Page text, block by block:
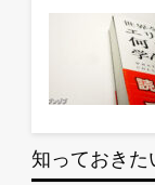
知っておきた